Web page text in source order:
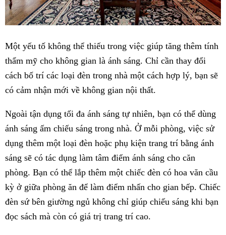
Một yếu tố không thể thiếu trong việc giúp tăng thêm tính
thẩm mỹ cho không gian là ánh sáng. Chỉ cần thay đổi
cách bố trí các loại đèn trong nhà một cách hợp lý, bạn sẽ
có cảm nhận mới về không gian nội thất.
Ngoài tận dụng tối đa ánh sáng tự nhiên, bạn có thể dùng
ánh sáng ấm chiếu sáng trong nhà. Ở mỗi phòng, việc sử
dụng thêm một loại đèn hoặc phụ kiện trang trí bằng ánh
sáng sẽ có tác dụng làm tâm điểm ánh sáng cho căn
phòng. Bạn có thể lắp thêm một chiếc đèn có hoa văn cầu
kỳ ở giữa phòng ăn để làm điểm nhấn cho gian bếp. Chiếc
đèn sứ bên giường ngủ không chỉ giúp chiếu sáng khi bạn
đọc sách mà còn có giá trị trang trí cao.